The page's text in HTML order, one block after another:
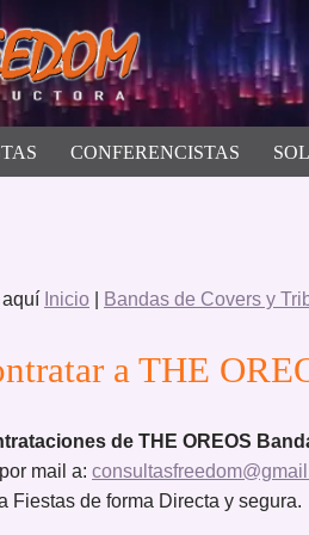
CONFERENCISTAS
Inicio Bandas de Covers y
a THE
de THE OREOS
mail a:
Fiestas de forma Directa y segura.